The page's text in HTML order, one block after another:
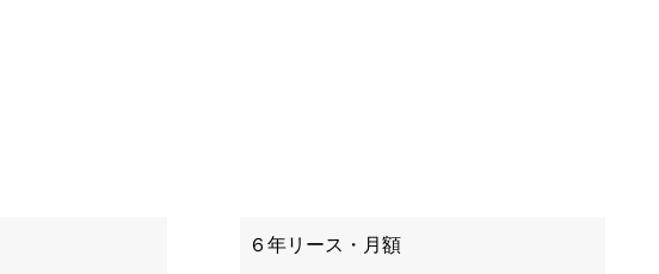
６年リース・月額